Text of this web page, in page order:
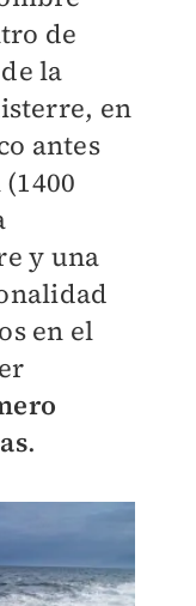
de
la
en
antes
y una
en el
.